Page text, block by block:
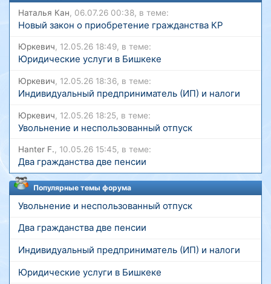
Наталья Кан, 06.07.26 00:38, в теме:
Новый закон о приобретение гражданства КР
Юркевич, 12.05.26 18:49, в теме:
Юридические услуги в Бишкеке
Юркевич, 12.05.26 18:36, в теме:
Индивидуальный предприниматель (ИП) и налоги
Юркевич, 12.05.26 18:25, в теме:
Увольнение и неспользованный отпуск
Hanter F., 10.05.26 15:45, в теме:
Два гражданства две пенсии
Популярные темы форума
Увольнение и неспользованный отпуск
Два гражданства две пенсии
Индивидуальный предприниматель (ИП) и налоги
Юридические услуги в Бишкеке